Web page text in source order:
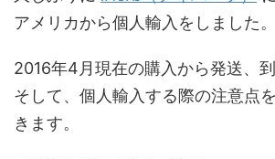
アメリカから個人輸入をしました。
2016年4月現在の購入から発送、到
そして、個人輸入する際の注意点
きます。